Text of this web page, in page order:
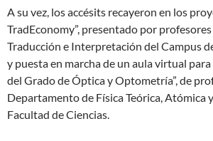
A su vez, los accésits recayeron en los
TradEconomy”, presentado por
Traducción e Interpretación del Campus
y puesta en marcha de un aula virtual
del Grado de Óptica y Optometría”, de
Departamento de Física Teórica, Atómica
Facultad de Ciencias.